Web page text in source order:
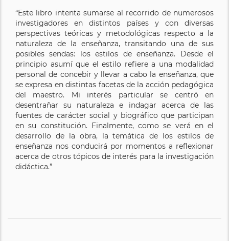
“Este libro intenta sumarse al recorrido de numerosos
investigadores en distintos países y con diversas
perspectivas teóricas y metodológicas respecto a la
naturaleza de la enseñanza, transitando una de sus
posibles sendas: los estilos de enseñanza. Desde el
principio asumí que el estilo refiere a una modalidad
personal de concebir y llevar a cabo la enseñanza, que
se expresa en distintas facetas de la acción pedagógica
del maestro. Mi interés particular se centró en
desentrañar su naturaleza e indagar acerca de las
fuentes de carácter social y biográfico que participan
en su constitución. Finalmente, como se verá en el
desarrollo de la obra, la temática de los estilos de
enseñanza nos conducirá por momentos a reflexionar
acerca de otros tópicos de interés para la investigación
didáctica.”